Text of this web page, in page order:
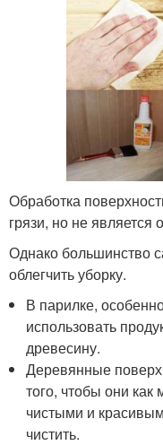
Обработка
грязи, но не
Однако большинство
облегчить уборку.
В парилке,
использовать
древесину.
Деревянные
того, чтобы они
чистыми и
чистить.